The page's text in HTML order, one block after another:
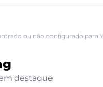
ou não configurado para
destaque